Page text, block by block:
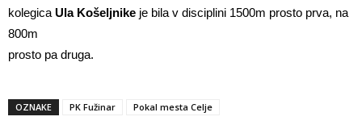
kolegica Ula Košeljnike je bila v disciplini 1500m prosto prva, na
800m
prosto pa druga.
OZNAKE PK Fužinar Pokal mesta Celje